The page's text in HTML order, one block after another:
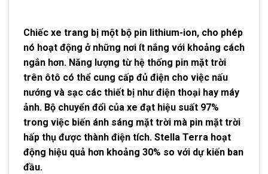
Chiếc xe trang bị một bộ pin lithium-ion, cho phép
nó hoạt động ở những nơi ít nắng với khoảng cách
ngắn hơn. Năng lượng từ hệ thống pin mặt trời
trên ôtô có thể cung cấp đủ điện cho việc nấu
nướng và sạc các thiết bị như điện thoại hay máy
ảnh. Bộ chuyển đổi của xe đạt hiệu suất 97%
trong việc biến ánh sáng mặt trời mà pin mặt trời
hấp thụ được thành điện tích. Stella Terra hoạt
động hiệu quả hơn khoảng 30% so với dự kiến ban
đầu.